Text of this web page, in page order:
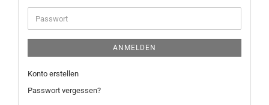
ANMELDEN
Konto erstellen
Passwort vergessen?